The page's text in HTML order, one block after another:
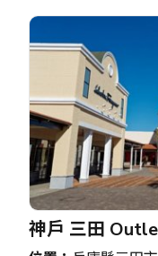
神戶 三田